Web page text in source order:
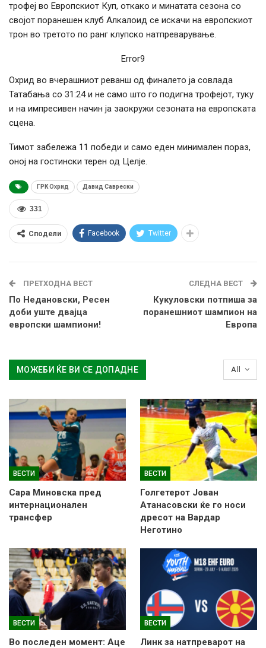
трофеј во Европскиот Куп, откако и минатата сезона со
својот поранешен клуб Алкалоид се искачи на европскиот
трон во третото по ранг клупско натпреварување.
Error9
Охрид во вчерашниот реванш од финалето ја совлада
Татабања со 31:24 и не само што го подигна трофејот, туку
и на импресивен начин ја заокружи сезоната на европската
сцена.
Тимот забележа 11 победи и само еден минимален пораз,
оној на гостински терен од Целје.
ГРК Охрид Давид Саврески
331
Сподели Facebook Twitter
ПРЕТХОДНА ВЕСТ
По Недановски, Ресен
доби уште двајца
европски шампиони!
СЛЕДНА ВЕСТ
Кукуловски потпиша за
поранешниот шампион на
Европа
All
МОЖЕБИ ЌЕ ВИ СЕ ДОПАДНЕ
ВЕСТИ
Сара Миновска пред
интернационален
трансфер
ВЕСТИ
Голгетерот Јован
Атанасовски ќе го носи
дресот на Вардар
Неготино
ВЕСТИ
Во последен момент: Аце
ВЕСТИ
Линк за натпреварот на